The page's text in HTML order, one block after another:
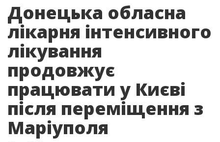
Донецька обласна
лікарня інтенсивного
лікування
продовжує
працювати у Києві
після переміщення з
Маріуполя